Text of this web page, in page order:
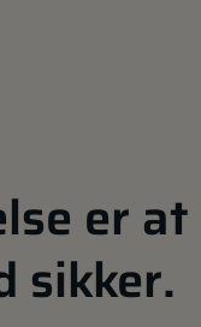
er
sikker.